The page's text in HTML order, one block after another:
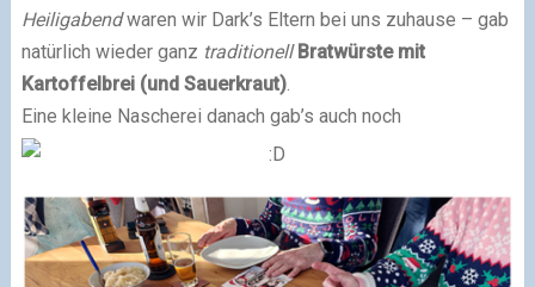
Heiligabendwaren wir Dark’s Eltern bei uns zuhause – gab
natürlich wieder ganz traditionell Bratwürste mit
Kartoffelbrei (und Sauerkraut).
Eine kleine Nascherei danach gab’s auch noch